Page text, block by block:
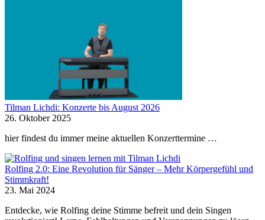
Tilman Lichdi: Konzerte bis August 2026
26. Oktober 2025
hier findest du immer meine aktuellen Konzerttermine …
Rolfing 2.0: Eine Revolution für Sänger – Mehr Körpergefühl und
Stimmkraft!
23. Mai 2024
Entdecke, wie Rolfing deine Stimme befreit und dein Singen